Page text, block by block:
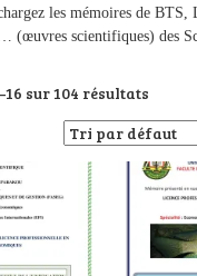
les mémoires de BTS,
(œuvres scientifiques) des
sur 104 résultats